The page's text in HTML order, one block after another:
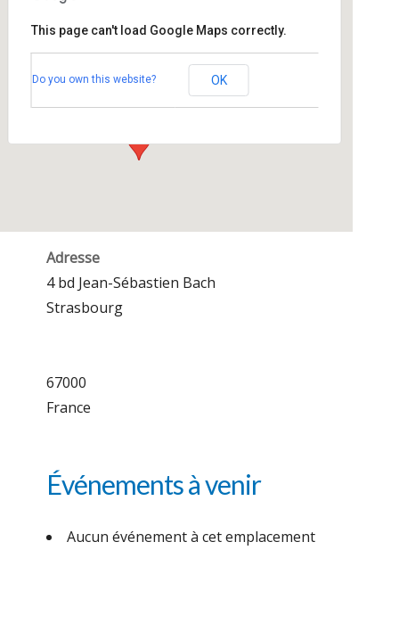
4 bd Jean-Sébastien Bach - Strasbourg
This page can't load Google Maps correctly.
Do you own this website? OK
Adresse
4 bd Jean-Sébastien Bach
Strasbourg
67000
France
Événements à venir
Aucun événement à cet emplacement